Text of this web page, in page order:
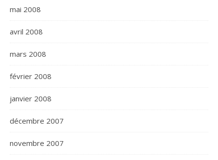
mai 2008
avril 2008
mars 2008
février 2008
janvier 2008
décembre 2007
novembre 2007